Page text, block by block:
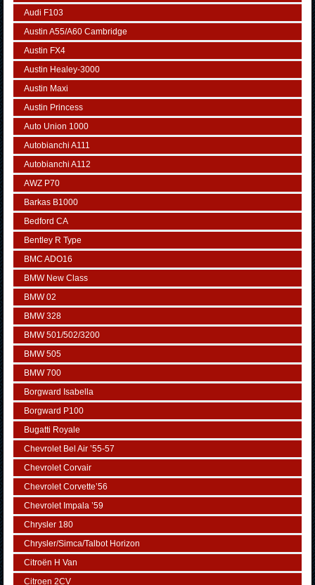
Audi F103
Austin A55/A60 Cambridge
Austin FX4
Austin Healey-3000
Austin Maxi
Austin Princess
Auto Union 1000
Autobianchi A111
Autobianchi A112
AWZ P70
Barkas B1000
Bedford CA
Bentley R Type
BMC ADO16
BMW New Class
BMW 02
BMW 328
BMW 501/502/3200
BMW 505
BMW 700
Borgward Isabella
Borgward P100
Bugatti Royale
Chevrolet Bel Air ’55-57
Chevrolet Corvair
Chevrolet Corvette’56
Chevrolet Impala ’59
Chrysler 180
Chrysler/Simca/Talbot Horizon
Citroën H Van
Citroen 2CV